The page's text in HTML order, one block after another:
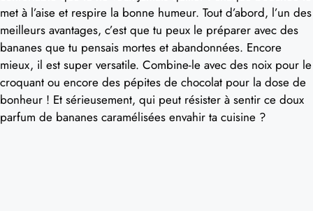
met à l’aise et respire la bonne humeur. Tout d’abord, l’un des
meilleurs avantages, c’est que tu peux le préparer avec des
bananes que tu pensais mortes et abandonnées. Encore
mieux, il est super versatile. Combine-le avec des noix pour le
croquant ou encore des pépites de chocolat pour la dose de
bonheur ! Et sérieusement, qui peut résister à sentir ce doux
parfum de bananes caramélisées envahir ta cuisine ?